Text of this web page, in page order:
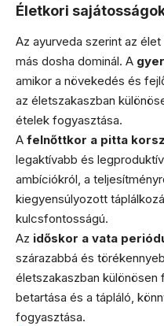
Életkori
Az ayurveda szerint az
más dosha dominál. A
amikor a növekedés és
az életszakaszban
ételek fogyasztása.
A felnőttkor a pitta
legaktívabb és
ambíciókról, a
kiegyensúlyozott
kulcsfontosságú.
Az időskor a vata
szárazabbá és
életszakaszban
betartása és a tápláló,
fogyasztása.